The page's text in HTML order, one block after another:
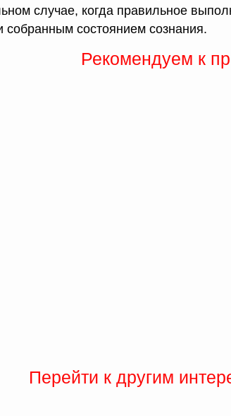
случае, когда правильное
собранным состоянием сознания.
Рекомендуем к
Перейти к другим